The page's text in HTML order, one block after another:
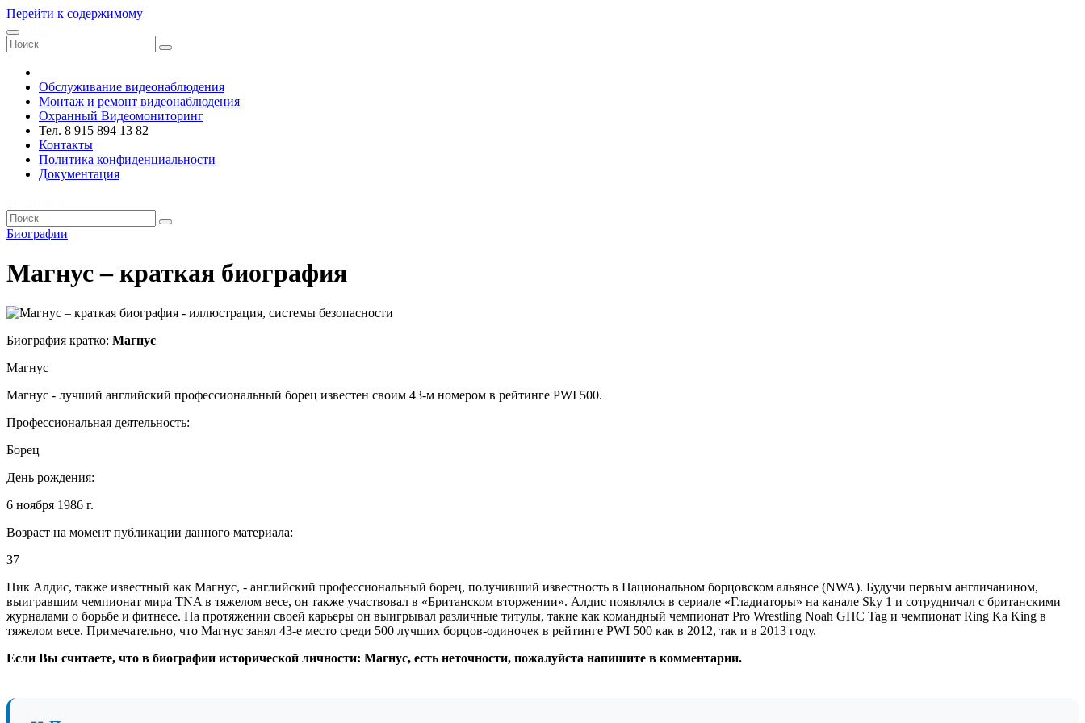
Перейти к содержимому
Обслуживание видеонаблюдения
Монтаж и ремонт видеонаблюдения
Охранный Видеомониторинг
Тел. 8 915 894 13 82
Контакты
Политика конфиденциальности
Документация
Биографии
Магнус – краткая биография
Биография кратко: Магнус
Магнус
Магнус - лучший английский профессиональный борец известен своим 43-м номером в рейтинге PWI 500.
Профессиональная деятельность:
Борец
День рождения:
6 ноября 1986 г.
Возраст на момент публикации данного материала:
37
Ник Алдис, также известный как Магнус, - английский профессиональный борец, получивший известность в Национальном борцовском альянсе (NWA). Будучи первым англичанином,
выигравшим чемпионат мира TNA в тяжелом весе, он также участвовал в «Британском вторжении». Алдис появлялся в сериале «Гладиаторы» на канале Sky 1 и сотрудничал с британскими
журналами о борьбе и фитнесе. На протяжении своей карьеры он выигрывал различные титулы, такие как командный чемпионат Pro Wrestling Noah GHC Tag и чемпионат Ring Ka King в
тяжелом весе. Примечательно, что Магнус занял 43-е место среди 500 лучших борцов-одиночек в рейтинге PWI 500 как в 2012, так и в 2013 году.
Если Вы считаете, что в биографии исторической личности: Магнус, есть неточности, пожалуйста напишите в комментарии.